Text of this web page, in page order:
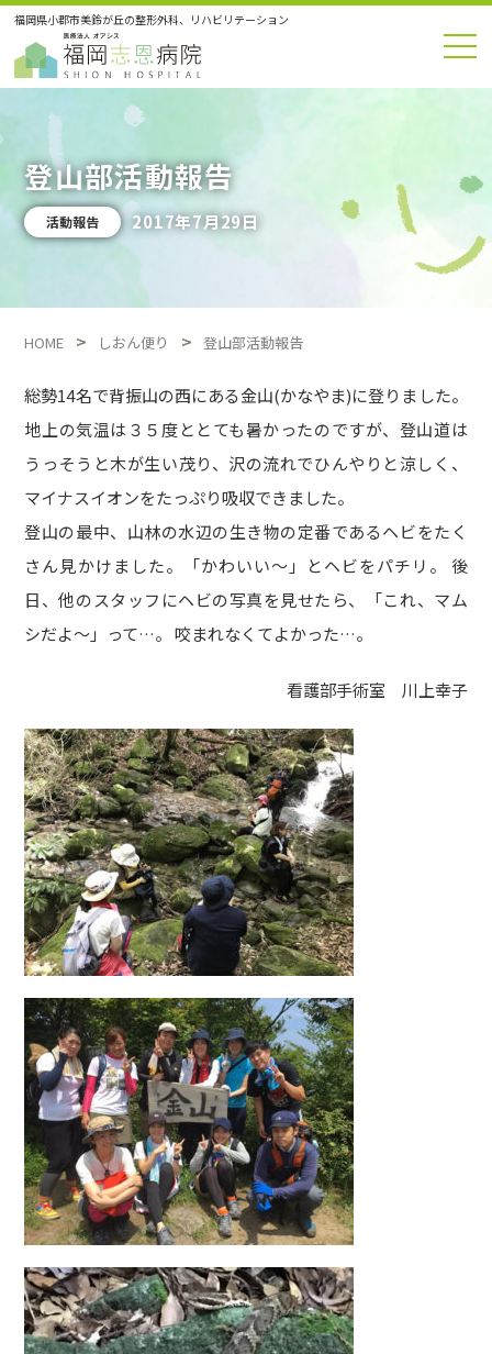
福岡県小郡市美鈴が丘の整形外科、リハビリテーション
登山部活動報告
活動報告 2017年7月29日
HOME しおん便り 登山部活動報告
総勢14名で背振山の西にある金山(かなやま)に登りました。
地上の気温は３５度ととても暑かったのですが、登山道は
うっそうと木が生い茂り、沢の流れでひんやりと涼しく、
マイナスイオンをたっぷり吸収できました。
登山の最中、山林の水辺の生き物の定番であるヘビをたく
さん見かけました。「かわいい～」とヘビをパチリ。 後
日、他のスタッフにヘビの写真を見せたら、「これ、マム
シだよ～」って…。 咬まれなくてよかった…。
看護部手術室 川上幸子